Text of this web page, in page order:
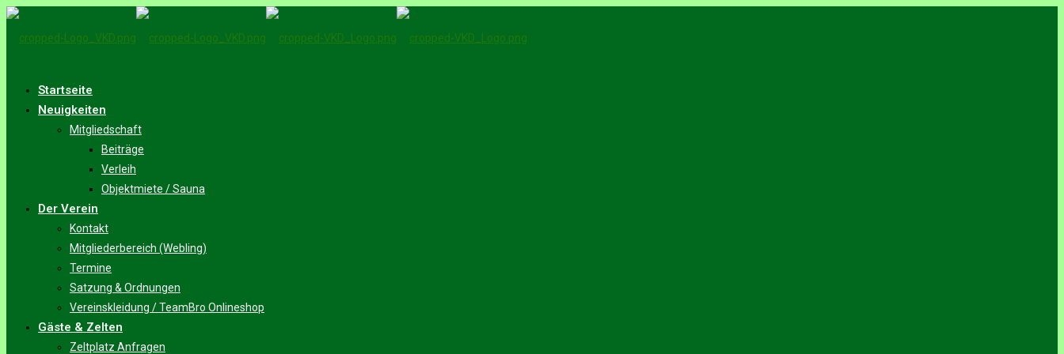
Startseite
Neuigkeiten
Mitgliedschaft
Beiträge
Verleih
Objektmiete / Sauna
Der Verein
Kontakt
Mitgliederbereich (Webling)
Termine
Satzung & Ordnungen
Vereinskleidung / TeamBro Onlineshop
Gäste & Zelten
Zeltplatz Anfragen